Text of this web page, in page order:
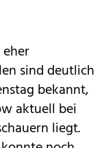
sind deutlich
bekannt,
aktuell bei
liegt.